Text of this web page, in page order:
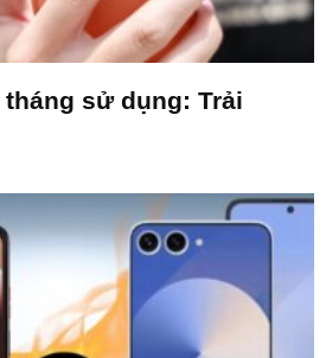
tháng sử dụng: Trải